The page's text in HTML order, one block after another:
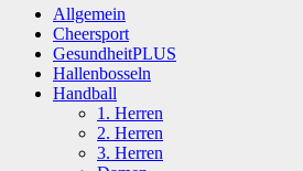
Allgemein
Cheersport
GesundheitPLUS
Hallenbosseln
Handball
1. Herren
2. Herren
3. Herren